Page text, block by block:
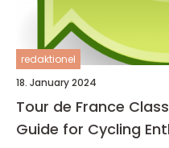
redaktionel
18. January 2024
Tour de France
Guide for Cycling